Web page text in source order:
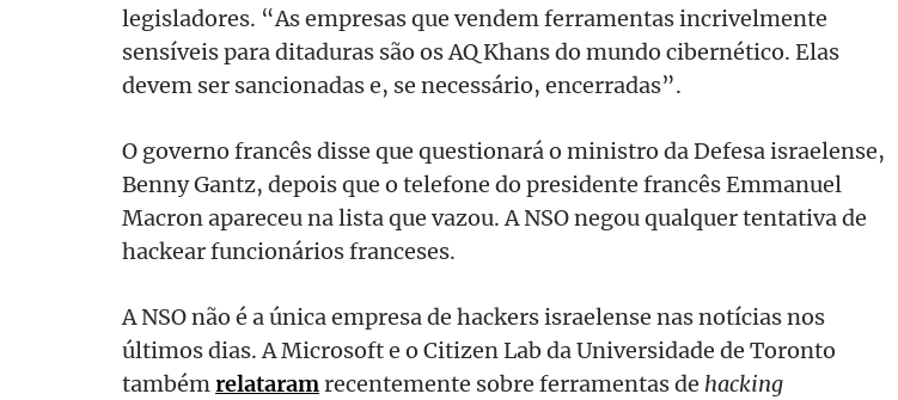
legisladores. “As empresas que vendem ferramentas incrivelmente
sensíveis para ditaduras são os AQ Khans do mundo cibernético. Elas
devem ser sancionadas e, se necessário, encerradas”.
O governo francês disse que questionará o ministro da Defesa israelense,
Benny Gantz, depois que o telefone do presidente francês Emmanuel
Macron apareceu na lista que vazou. A NSO negou qualquer tentativa de
hackear funcionários franceses.
A NSO não é a única empresa de hackers israelense nas notícias nos
últimos dias. A Microsoft e o Citizen Lab da Universidade de Toronto
tambémrelataramrecentemente sobre ferramentas de hacking